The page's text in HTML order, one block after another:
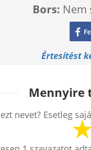
Bors: Nem
Értesítést
Mennyire
nevet? Esetleg